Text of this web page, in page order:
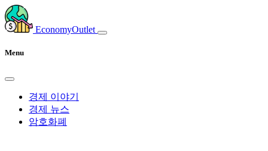
EconomyOutlet
Menu
경제 이야기
경제 뉴스
암호화폐